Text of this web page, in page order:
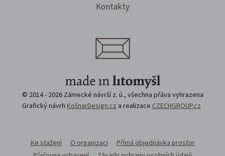
Kontakty
© 2014 - 2026 Zámecké návrší z. ú., všechna přáva vyhrazena
Grafický návrh KošnarDesign.cz a realizace CZECHGROUP.cz
Ke stažení O organizaci
Přímá objednávka prostor